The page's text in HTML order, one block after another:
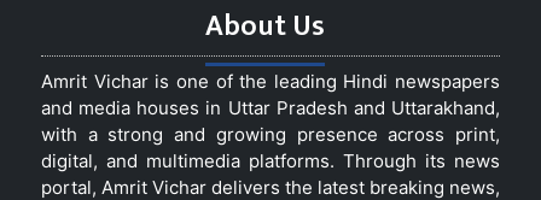
About Us
Amrit Vichar is one of the leading Hindi newspapers
and media houses in Uttar Pradesh and Uttarakhand,
with a strong and growing presence across print,
digital, and multimedia platforms. Through its news
portal, Amrit Vichar delivers the latest breaking news,